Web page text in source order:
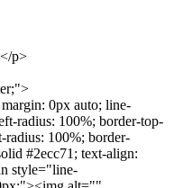
p>
0px auto; line-
radius: 100%; border-top-
100%; border-
#2ecc71; text-align:
style="line-